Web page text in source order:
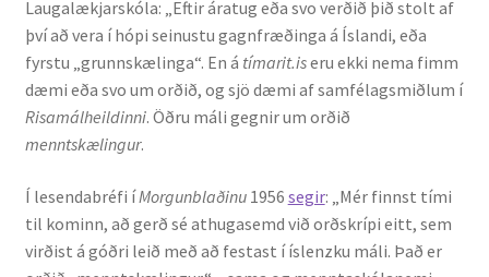
Yfirlit um kennslu
Stjórnun
Innan Háskólans
Samstarfsverkefni
Styrkir og verðlaun
Laugalækjarskóla: „Eftir áratug eða svo verðið þið stolt af
því að vera í hópi seinustu gagnfræðinga á Íslandi, eða
fyrstu „grunnskælinga“. En á tímarit.iseru ekki nema fimm
dæmi eða svo um orðið, og sjö dæmi af samfélagsmiðlum í
Risamálheildinni. Öðru máli gegnir um orðið
menntskælingur.
Í lesendabréfi íMorgunblaðinu 1956 segir: „Mér finnst tími
til kominn, að gerð sé athugasemd við orðskrípi eitt, sem
virðist á góðri leið með að festast í íslenzku máli. Það er